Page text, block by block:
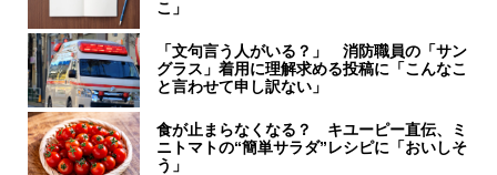
こ」
「文句言う人がいる？」 消防職員の「サン
グラス」着用に理解求める投稿に「こんなこ
と言わせて申し訳ない」
食が止まらなくなる？ キユーピー直伝、ミ
ニトマトの“簡単サラダ”レシピに「おいしそ
う」